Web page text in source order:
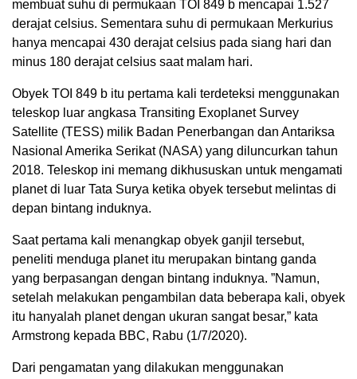
membuat suhu di permukaan TOI 849 b mencapai 1.527
derajat celsius. Sementara suhu di permukaan Merkurius
hanya mencapai 430 derajat celsius pada siang hari dan
minus 180 derajat celsius saat malam hari.
Obyek TOI 849 b itu pertama kali terdeteksi menggunakan
teleskop luar angkasa Transiting Exoplanet Survey
Satellite (TESS) milik Badan Penerbangan dan Antariksa
Nasional Amerika Serikat (NASA) yang diluncurkan tahun
2018. Teleskop ini memang dikhususkan untuk mengamati
planet di luar Tata Surya ketika obyek tersebut melintas di
depan bintang induknya.
Saat pertama kali menangkap obyek ganjil tersebut,
peneliti menduga planet itu merupakan bintang ganda
yang berpasangan dengan bintang induknya. ”Namun,
setelah melakukan pengambilan data beberapa kali, obyek
itu hanyalah planet dengan ukuran sangat besar,” kata
Armstrong kepada BBC, Rabu (1/7/2020).
Dari pengamatan yang dilakukan menggunakan